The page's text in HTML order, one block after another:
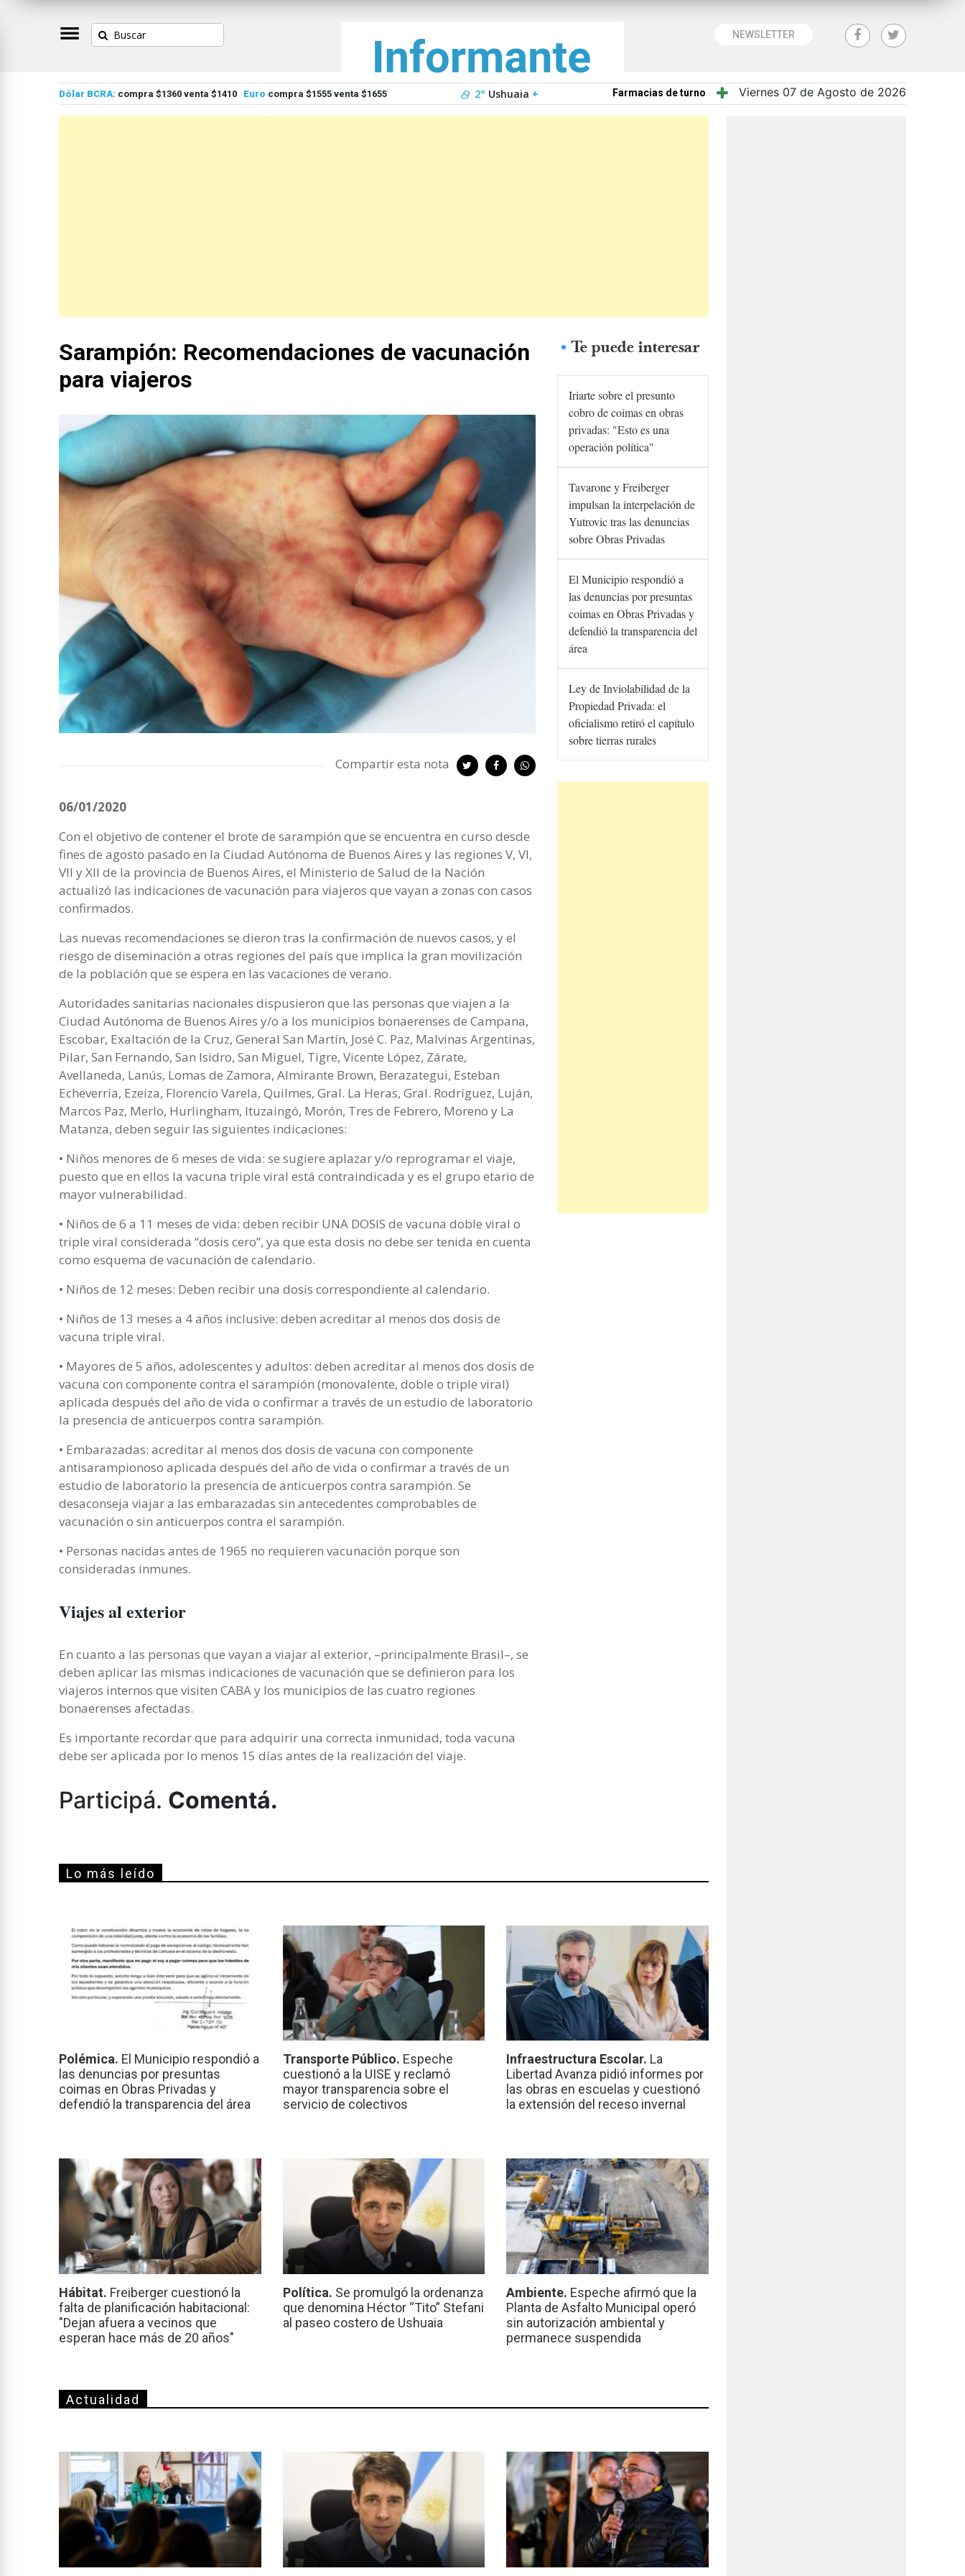
NEWSLETTER
Dólar BCRA: compra $1360 venta $1410 Euro compra $1555 venta $1655 2° Ushuaia + Farmacias de turno Viernes 07 de Agosto de 2026
Sarampión: Recomendaciones de vacunación
para viajeros
Compartir esta nota
06/01/2020
Con el objetivo de contener el brote de sarampión que se encuentra en curso desde
fines de agosto pasado en la Ciudad Autónoma de Buenos Aires y las regiones V, VI,
VII y XII de la provincia de Buenos Aires, el Ministerio de Salud de la Nación
actualizó las indicaciones de vacunación para viajeros que vayan a zonas con casos
confirmados.
Las nuevas recomendaciones se dieron tras la confirmación de nuevos casos, y el
riesgo de diseminación a otras regiones del país que implica la gran movilización
de la población que se espera en las vacaciones de verano.
Autoridades sanitarias nacionales dispusieron que las personas que viajen a la
Ciudad Autónoma de Buenos Aires y/o a los municipios bonaerenses de Campana,
Escobar, Exaltación de la Cruz, General San Martín, José C. Paz, Malvinas Argentinas,
Pilar, San Fernando, San Isidro, San Miguel, Tigre, Vicente López, Zárate,
Avellaneda, Lanús, Lomas de Zamora, Almirante Brown, Berazategui, Esteban
Echeverría, Ezeiza, Florencio Varela, Quilmes, Gral. La Heras, Gral. Rodríguez, Luján,
Marcos Paz, Merlo, Hurlingham, Ituzaingó, Morón, Tres de Febrero, Moreno y La
Matanza, deben seguir las siguientes indicaciones:
• Niños menores de 6 meses de vida: se sugiere aplazar y/o reprogramar el viaje,
puesto que en ellos la vacuna triple viral está contraindicada y es el grupo etario de
mayor vulnerabilidad.
• Niños de 6 a 11 meses de vida: deben recibir UNA DOSIS de vacuna doble viral o
triple viral considerada “dosis cero”, ya que esta dosis no debe ser tenida en cuenta
como esquema de vacunación de calendario.
• Niños de 12 meses: Deben recibir una dosis correspondiente al calendario.
• Niños de 13 meses a 4 años inclusive: deben acreditar al menos dos dosis de
vacuna triple viral.
• Mayores de 5 años, adolescentes y adultos: deben acreditar al menos dos dosis de
vacuna con componente contra el sarampión (monovalente, doble o triple viral)
aplicada después del año de vida o confirmar a través de un estudio de laboratorio
la presencia de anticuerpos contra sarampión.
• Embarazadas: acreditar al menos dos dosis de vacuna con componente
antisarampionoso aplicada después del año de vida o confirmar a través de un
estudio de laboratorio la presencia de anticuerpos contra sarampión. Se
desaconseja viajar a las embarazadas sin antecedentes comprobables de
vacunación o sin anticuerpos contra el sarampión.
• Personas nacidas antes de 1965 no requieren vacunación porque son
consideradas inmunes.
Viajes al exterior
En cuanto a las personas que vayan a viajar al exterior, –principalmente Brasil–, se
deben aplicar las mismas indicaciones de vacunación que se definieron para los
viajeros internos que visiten CABA y los municipios de las cuatro regiones
bonaerenses afectadas.
Es importante recordar que para adquirir una correcta inmunidad, toda vacuna
debe ser aplicada por lo menos 15 días antes de la realización del viaje.
Te puede interesar
Iriarte sobre el presunto
cobro de coimas en obras
privadas: "Esto es una
operación política"
Tavarone y Freiberger
impulsan la interpelación de
Yutrovic tras las denuncias
sobre Obras Privadas
El Municipio respondió a
las denuncias por presuntas
coimas en Obras Privadas y
defendió la transparencia del
área
Ley de Inviolabilidad de la
Propiedad Privada: el
oficialismo retiró el capítulo
sobre tierras rurales
Participá. Comentá.
Lo más leído
Polémica. El Municipio respondió a
las denuncias por presuntas
coimas en Obras Privadas y
defendió la transparencia del área
Transporte Público. Espeche
cuestionó a la UISE y reclamó
mayor transparencia sobre el
servicio de colectivos
Infraestructura Escolar. La
Libertad Avanza pidió informes por
las obras en escuelas y cuestionó
la extensión del receso invernal
Hábitat. Freiberger cuestionó la
falta de planificación habitacional:
"Dejan afuera a vecinos que
esperan hace más de 20 años"
Política. Se promulgó la ordenanza
que denomina Héctor “Tito” Stefani
al paseo costero de Ushuaia
Ambiente. Espeche afirmó que la
Planta de Asfalto Municipal operó
sin autorización ambiental y
permanece suspendida
Actualidad